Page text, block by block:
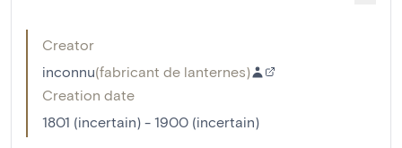
Creator
inconnu(fabricant de lanternes)
Creation date
1801 (incertain) - 1900 (incertain)